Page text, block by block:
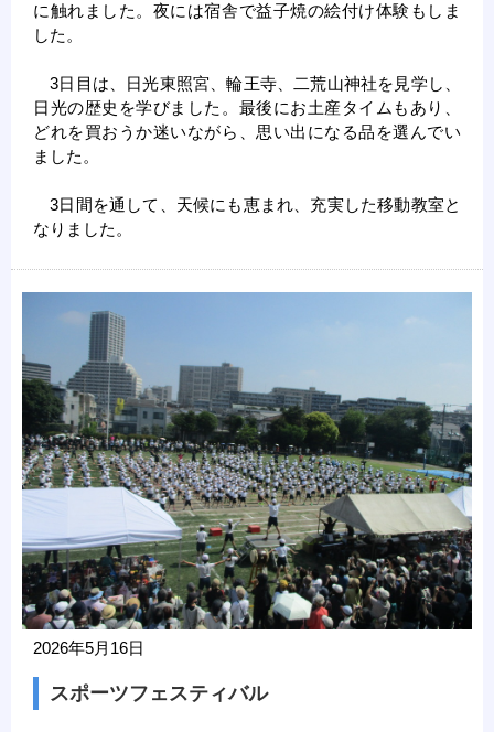
に触れました。夜には宿舎で益子焼の絵付け体験もしま
した。
3日目は、日光東照宮、輪王寺、二荒山神社を見学し、
日光の歴史を学びました。最後にお土産タイムもあり、
どれを買おうか迷いながら、思い出になる品を選んでい
ました。
3日間を通して、天候にも恵まれ、充実した移動教室と
なりました。
2026年5月16日
スポーツフェスティバル